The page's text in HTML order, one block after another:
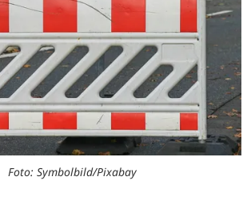
Foto: Symbolbild/Pixabay